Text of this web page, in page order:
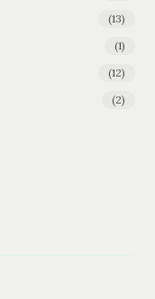
(13)
(1)
(12)
(2)